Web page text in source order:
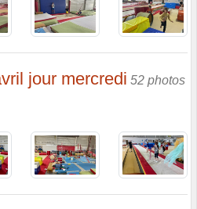
jour mercredi 52 photos